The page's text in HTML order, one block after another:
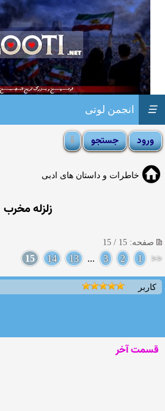
انجمن لوتی ☰
خاطرات و داستان های ادبی
زلزله مخرب
صفحه: 15 / 15
<<
1
2
3
...
13
14
15
کاربر
قسمت آخر